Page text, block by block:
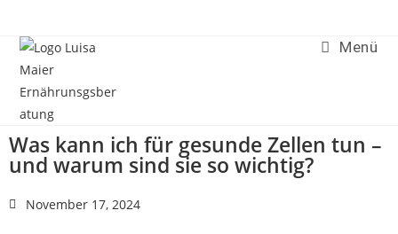
Menü
Was kann ich für gesunde Zellen tun –
und warum sind sie so wichtig?
November 17, 2024